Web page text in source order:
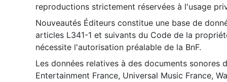
reproductions strictement réservées à l'usage
Nouveautés Éditeurs constitue une base de
articles L341-1 et suivants du Code de la
nécessite l'autorisation préalable de la BnF.
Les données relatives à des documents sonores
Entertainment France, Universal Music France,